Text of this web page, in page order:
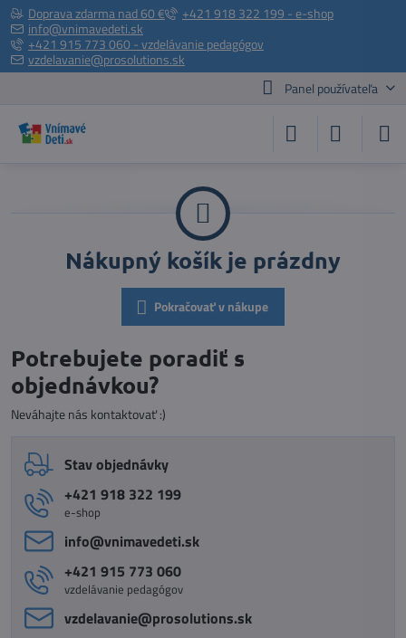
Doprava zdarma nad 60 €
+421 918 322 199 - e-shop
info@vnimavedeti.sk
+421 915 773 060 - vzdelávanie pedagógov
vzdelavanie@prosolutions.sk
Panel používateľa
Nákupný košík je prázdny
Pokračovať v nákupe
Potrebujete poradiť s
objednávkou?
Neváhajte nás kontaktovať :)
Stav objednávky
+421 918 322 199
e-shop
info​@vnimavedeti​.sk
+421 915 773 060
vzdelávanie pedagógov
vzdelavanie​@prosolutions​.sk